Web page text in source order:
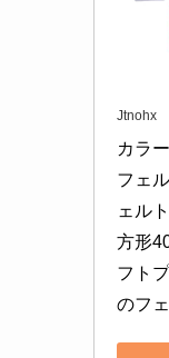
Jtnohx
カラ
フェ
ェル
方形
フト
のフ